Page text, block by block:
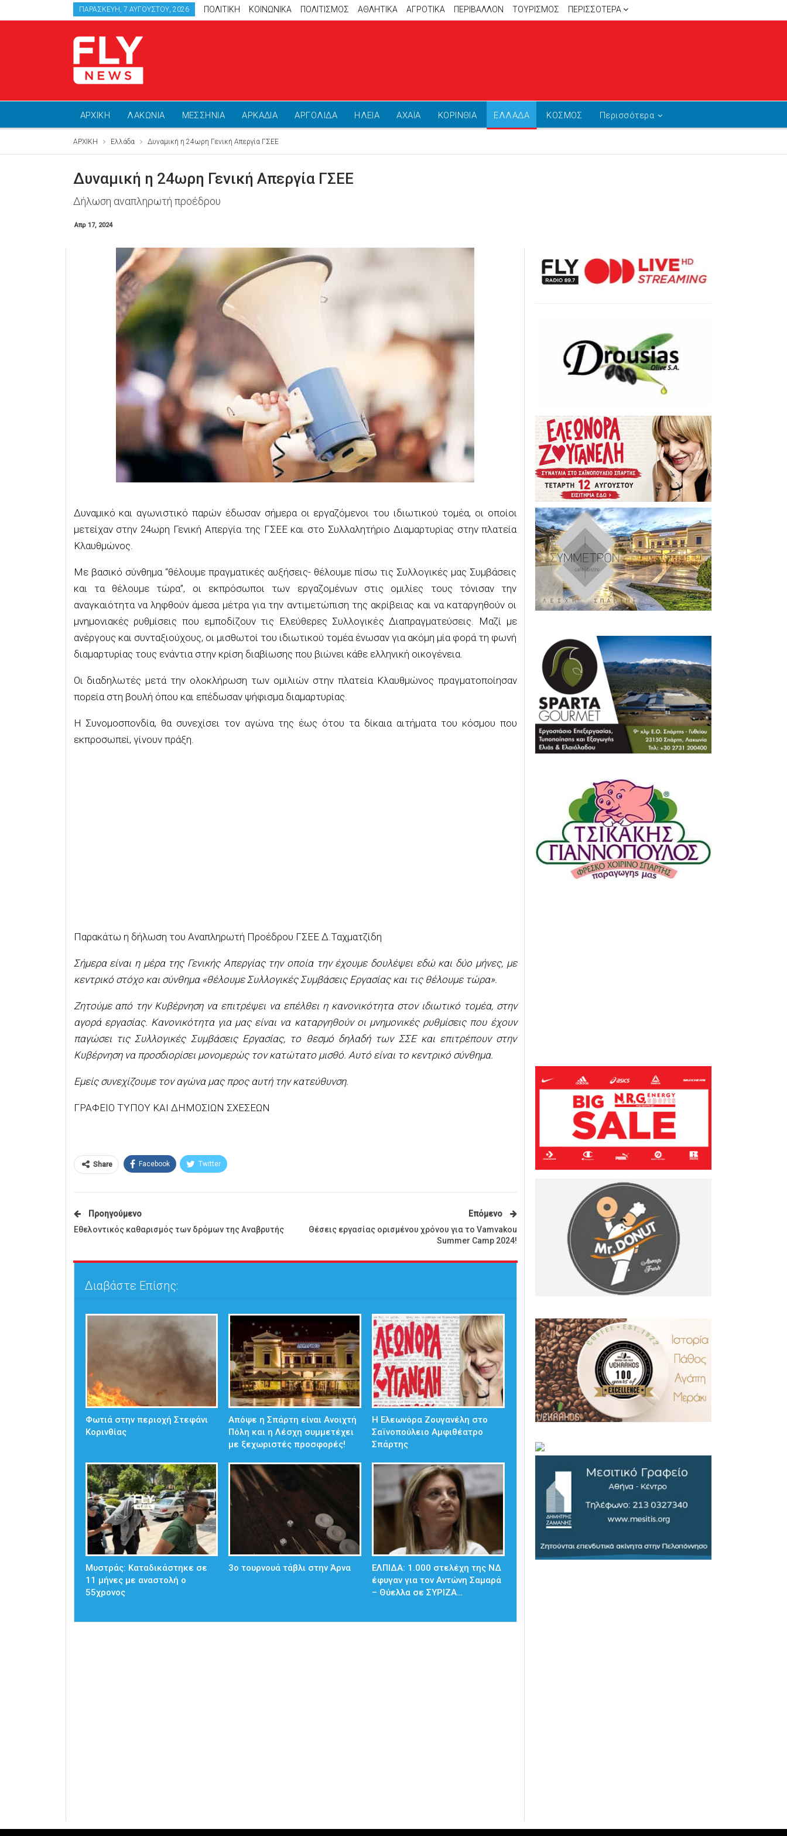
ΠΑΡΑΣΚΕΥΉ, 7 ΑΥΓΟΎΣΤΟΥ, 2026 ΠΟΛΙΤΙΚΗ ΚΟΙΝΩΝΙΚΑ ΠΟΛΙΤΙΣΜΟΣ ΑΘΛΗΤΙΚΆ ΑΓΡΟΤΙΚΑ ΠΕΡΙΒΑΛΛΟΝ ΤΟΥΡΙΣΜΟΣ ΠΕΡΙΣΣΌΤΕΡΑ
ΑΡΧΙΚΗ ΛΑΚΩΝΙΑ ΜΕΣΣΗΝΙΑ ΑΡΚΑΔΙΑ ΑΡΓΟΛΙΔΑ ΗΛΕΙΑ ΑΧΑΪΑ ΚΟΡΙΝΘΙΑ ΕΛΛΑΔΑ ΚΟΣΜΟΣ Περισσότερα
ΑΡΧΙΚΗ Ελλάδα Δυναμική η 24ωρη Γενική Απεργία ΓΣΕΕ
Δυναμική η 24ωρη Γενική Απεργία ΓΣΕΕ
Δήλωση αναπληρωτή προέδρου
Απρ 17, 2024
Δυναμικό και αγωνιστικό παρών έδωσαν σήμερα οι εργαζόμενοι του ιδιωτικού τομέα, οι οποίοι
μετείχαν στην 24ωρη Γενική Απεργία της ΓΣΕΕ και στο Συλλαλητήριο Διαμαρτυρίας στην πλατεία
Κλαυθμώνος.
Με βασικό σύνθημα “θέλουμε πραγματικές αυξήσεις- θέλουμε πίσω τις Συλλογικές μας Συμβάσεις
και τα θέλουμε τώρα”, οι εκπρόσωποι των εργαζομένων στις ομιλίες τους τόνισαν την
αναγκαιότητα να ληφθούν άμεσα μέτρα για την αντιμετώπιση της ακρίβειας και να καταργηθούν οι
μνημονιακές ρυθμίσεις που εμποδίζουν τις Ελεύθερες Συλλογικές Διαπραγματεύσεις. Μαζί με
ανέργους και συνταξιούχους, οι μισθωτοί του ιδιωτικού τομέα ένωσαν για ακόμη μία φορά τη φωνή
διαμαρτυρίας τους ενάντια στην κρίση διαβίωσης που βιώνει κάθε ελληνική οικογένεια.
Οι διαδηλωτές μετά την ολοκλήρωση των ομιλιών στην πλατεία Κλαυθμώνος πραγματοποίησαν
πορεία στη βουλή όπου και επέδωσαν ψήφισμα διαμαρτυρίας.
Η Συνομοσπονδία, θα συνεχίσει τον αγώνα της έως ότου τα δίκαια αιτήματα του κόσμου που
εκπροσωπεί, γίνουν πράξη.
Παρακάτω η δήλωση του Αναπληρωτή Προέδρου ΓΣΕΕ Δ.Ταχματζίδη
Σήμερα είναι η μέρα της Γενικής Απεργίας την οποία την έχουμε δουλέψει εδώ και δύο μήνες, με
κεντρικό στόχο και σύνθημα «θέλουμε Συλλογικές Συμβάσεις Εργασίας και τις θέλουμε τώρα».
Ζητούμε από την Κυβέρνηση να επιτρέψει να επέλθει η κανονικότητα στον ιδιωτικό τομέα, στην
αγορά εργασίας. Κανονικότητα για μας είναι να καταργηθούν οι μνημονικές ρυθμίσεις που έχουν
παγώσει τις Συλλογικές Συμβάσεις Εργασίας, το θεσμό δηλαδή των ΣΣΕ και επιτρέπουν στην
Κυβέρνηση να προσδιορίσει μονομερώς τον κατώτατο μισθό. Αυτό είναι το κεντρικό σύνθημα.
Εμείς συνεχίζουμε τον αγώνα μας προς αυτή την κατεύθυνση.
ΓΡΑΦΕΙΟ ΤΥΠΟΥ ΚΑΙ ΔΗΜΟΣΙΩΝ ΣΧΕΣΕΩΝ
Share Facebook Twitter
Προηγούμενο
Εθελοντικός καθαρισμός των δρόμων της Αναβρυτής
Επόμενο
Θέσεις εργασίας ορισμένου χρόνου για το Vamvakou
Summer Camp 2024!
Διαβάστε Επίσης:
Φωτιά στην περιοχή Στεφάνι
Κορινθίας
Απόψε η Σπάρτη είναι Ανοιχτή
Πόλη και η Λέσχη συμμετέχει
με ξεχωριστές προσφορές!
Η Ελεωνόρα Ζουγανέλη στο
Σαϊνοπούλειο Αμφιθέατρο
Σπάρτης
Μυστράς: Καταδικάστηκε σε
11 μήνες με αναστολή ο
55χρονος
3ο τουρνουά τάβλι στην Άρνα
ΕΛΠΙΔΑ: 1.000 στελέχη της ΝΔ
έφυγαν για τον Αντώνη Σαμαρά
– Θύελλα σε ΣΥΡΙΖΑ…